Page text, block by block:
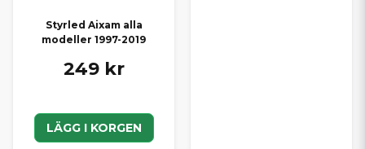
Styrled Aixam alla
modeller 1997-2019
249 kr
LÄGG I KORGEN